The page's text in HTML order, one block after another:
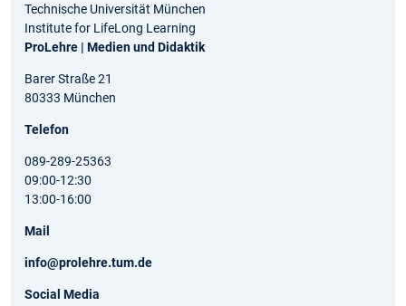
Technische Universität München
Institute for LifeLong Learning
ProLehre | Medien und Didaktik
Barer Straße 21
80333 München
Telefon
089-289-25363
09:00-12:30
13:00-16:00
Mail
info@prolehre.tum.de
Social Media